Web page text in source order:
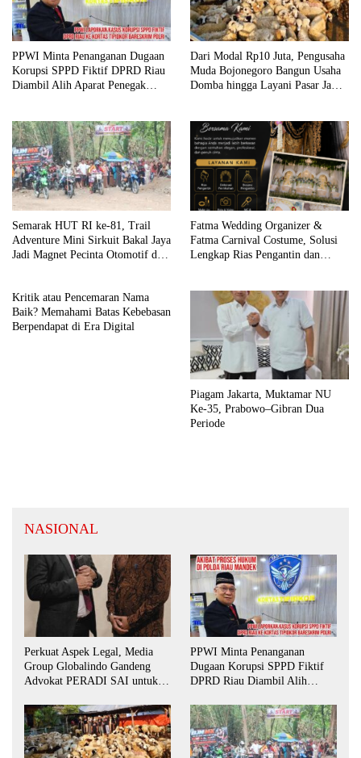
PPWI Minta Penanganan Dugaan
Korupsi SPPD Fiktif DPRD Riau
Diambil Alih Aparat Penegak
Dari Modal Rp10 Juta, Pengusaha
Muda Bojonegoro Bangun Usaha
Domba hingga Layani Pasar Jawa
Semarak HUT RI ke-81, Trail
Adventure Mini Sirkuit Bakal Jaya
Jadi Magnet Pecinta Otomotif di
Fatma Wedding Organizer &
Fatma Carnival Costume, Solusi
Lengkap Rias Pengantin dan
Kritik atau Pencemaran Nama
Baik? Memahami Batas Kebebasan
Berpendapat di Era Digital
Piagam Jakarta, Muktamar NU
Ke-35, Prabowo–Gibran Dua
Periode
NASIONAL
Perkuat Aspek Legal, Media
Group Globalindo Gandeng
Advokat PERADI SAI untuk
PPWI Minta Penanganan
Dugaan Korupsi SPPD Fiktif
DPRD Riau Diambil Alih